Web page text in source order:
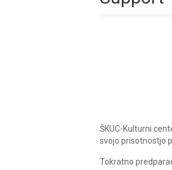
ŠKUC-Kulturni
svojo prisotnostjo
Tokratno